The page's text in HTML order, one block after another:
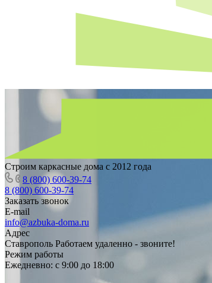
Строим каркасные дома с 2012 года
8 (800) 600-39-74
8 (800) 600-39-74
Заказать звонок
E-mail
info@azbuka-doma.ru
Адрес
Ставрополь Работаем удаленно - звоните!
Режим работы
Ежедневно: с 9:00 до 18:00